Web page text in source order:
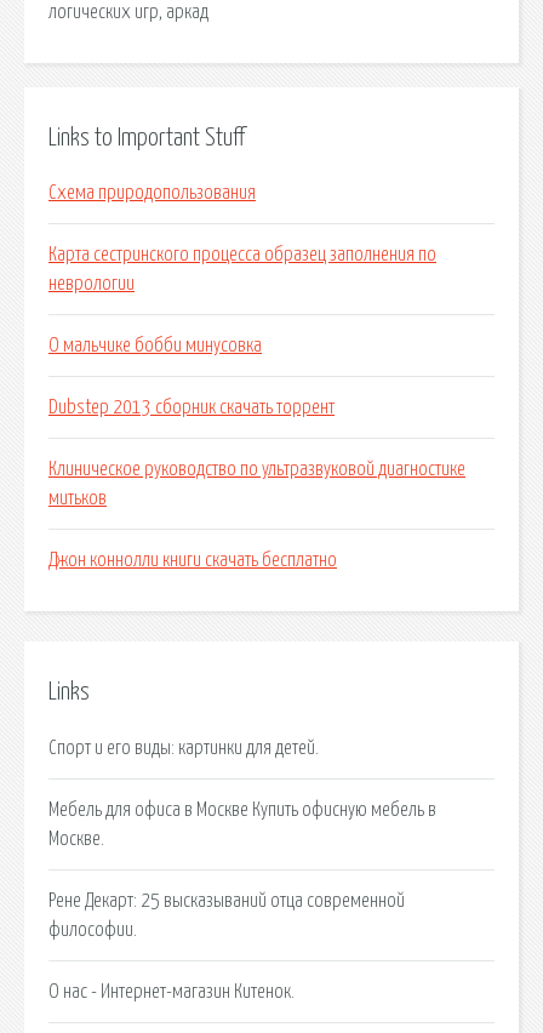
логических игр, аркад
Links to Important Stuff
Схема природопользования
Карта сестринского процесса образец заполнения по
неврологии
О мальчике бобби минусовка
Dubstep 2013 сборник скачать торрент
Клиническое руководство по ультразвуковой диагностике
митьков
Джон коннолли книги скачать бесплатно
Links
Cпорт и его виды: картинки для детей.
Мебель для офиса в Москве Купить офисную мебель в
Москве.
Рене Декарт: 25 высказываний отца современной
философии.
О нас - Интернет-магазин Китенок.